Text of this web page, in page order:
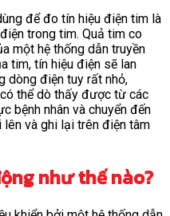
để đo tín hiệu điện tim là
trong tim. Quả tim co
một hệ thống dẫn truyền
tim, tín hiệu điện sẽ lan
dòng điện tuy rất nhỏ,
thể dò thấy được từ các
bệnh nhân và chuyển đến
và ghi lại trên điện tâm
như thế nào?